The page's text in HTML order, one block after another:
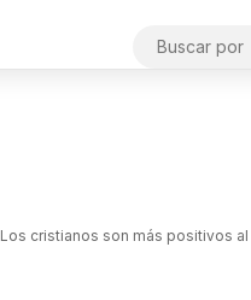
Los cristianos son más positivos